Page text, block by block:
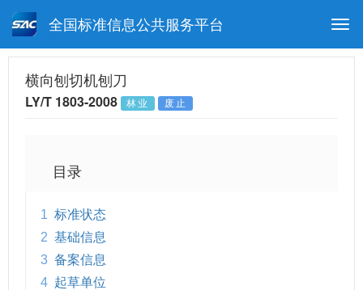
全国标准信息公共服务平台
月报查询 标准公告查询
横向刨切机刨刀
LY/T 1803-2008 林业 废止
目录
1 标准状态
2 基础信息
3 备案信息
4 起草单位